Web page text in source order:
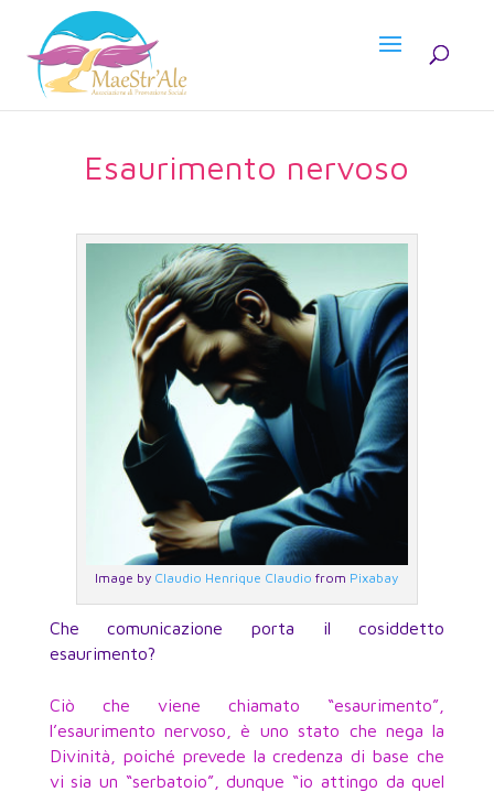
Esaurimento nervoso
Image by Claudio Henrique Claudio from Pixabay
Che comunicazione porta il cosiddetto
esaurimento?
Ciò che viene chiamato “esaurimento”,
l’esaurimento nervoso, è uno stato che nega la
Divinità, poiché prevede la credenza di base che
vi sia un “serbatoio”, dunque “io attingo da quel